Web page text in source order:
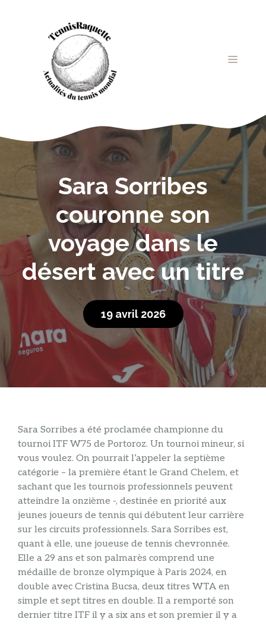
MENU
Sara Sorribes
couronne son
voyage dans le
désert avec un titre
19 avril 2026
Sara Sorribes a été proclamée championne du
tournoi ITF W75 de Portoroz. Un tournoi mineur, si
vous voulez. On pourrait l’appeler la septième
catégorie – la première étant le Grand Chelem, et
sachant que les tournois professionnels peuvent
atteindre la onzième -, destinée en priorité aux
jeunes joueurs de tennis qui débutent leur carrière
sur les circuits professionnels. Sara Sorribes est,
quant à elle, une joueuse de tennis chevronnée.
Elle a 29 ans et son palmarès comprend une
médaille de bronze olympique à Paris 2024, en
double avec Cristina Bucsa, deux titres WTA en
simple et sept titres en double. Il a remporté son
dernier titre ITF il y a six ans et son premier il y a